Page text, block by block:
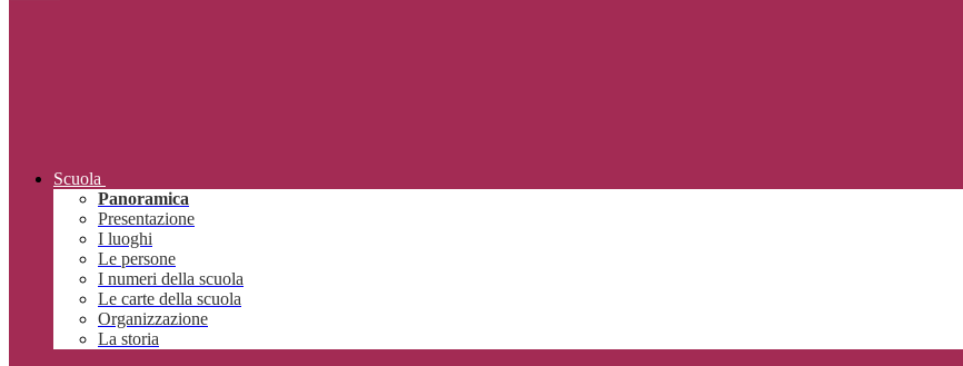
Scuola
Panoramica
Presentazione
I luoghi
Le persone
I numeri della scuola
Le carte della scuola
Organizzazione
La storia